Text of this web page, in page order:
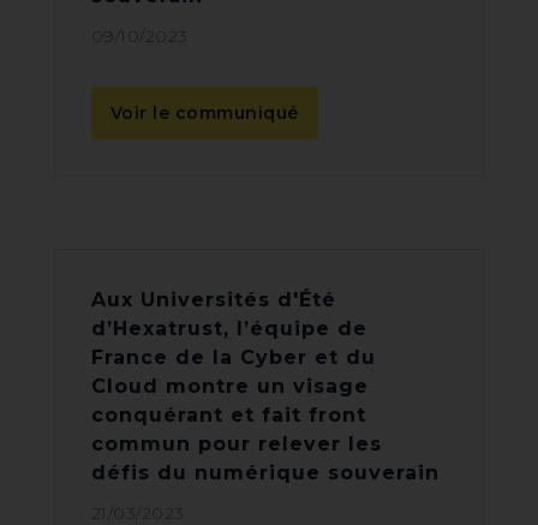
09/10/2023
Voir le communiqué
Aux Universités d'Été
d’Hexatrust, l’équipe de
France de la Cyber et du
Cloud montre un visage
conquérant et fait front
commun pour relever les
défis du numérique souverain
21/03/2023